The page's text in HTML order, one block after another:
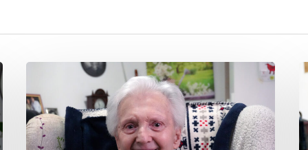
Luis
Bolado